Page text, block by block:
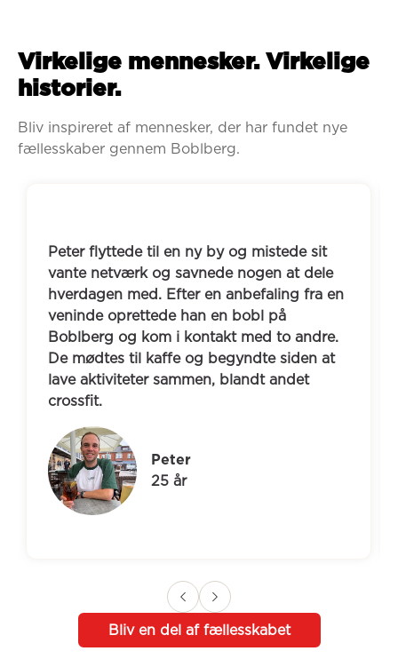
Virkelige mennesker. Virkelige
historier.
Bliv inspireret af mennesker, der har fundet nye
fællesskaber gennem Boblberg.
Peter flyttede til en ny by og mistede sit
vante netværk og savnede nogen at dele
hverdagen med. Efter en anbefaling fra en
veninde oprettede han en bobl på
Boblberg og kom i kontakt med to andre.
De mødtes til kaffe og begyndte siden at
lave aktiviteter sammen, blandt andet
crossfit.
Peter
25 år
Bliv en del af fællesskabet